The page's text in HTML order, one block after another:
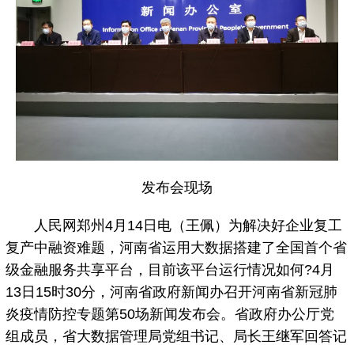
发布会现场
人民网郑州4月14日电（王佩）为解决好企业复工
复产中融资难题，河南省运用大数据搭建了全国首个省
级金融服务共享平台，目前该平台运行情况如何?4月
13日15时30分，河南省政府新闻办召开河南省新冠肺
炎疫情防控专题第50场新闻发布会。省政府办公厅党
组成员，省大数据管理局党组书记、局长王继军回答记